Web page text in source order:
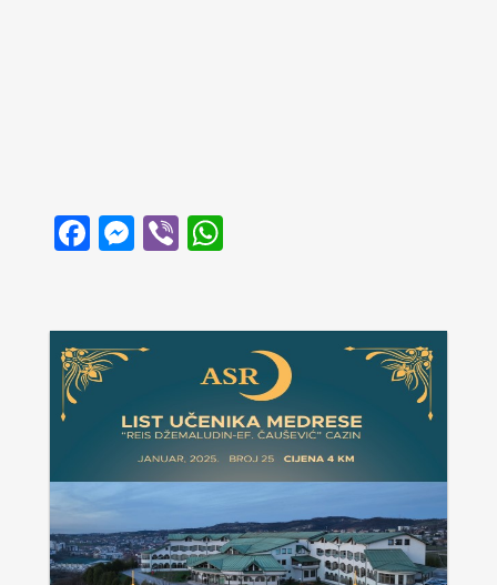
Facebook
Messenger
ViberWhatsApp